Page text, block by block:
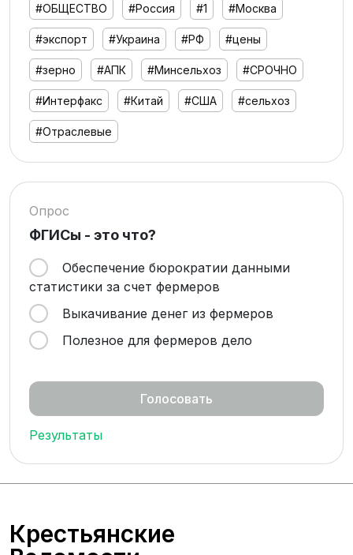
#ОБЩЕСТВО #Россия #1 #Москва
#экспорт #Украина #РФ #цены
#зерно #АПК #Минсельхоз #СРОЧНО
#Интерфакс #Китай #США #сельхоз
#Отраслевые
Опрос
ФГИСы - это что?
Обеспечение бюрократии данными
статистики за счет фермеров
Выкачивание денег из фермеров
Полезное для фермеров дело
Результаты
Крестьянские